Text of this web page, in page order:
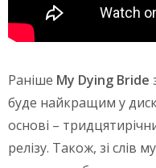
Раніше My Dying Bride
буде найкращим у
основі –
релізу. Також, зі слів